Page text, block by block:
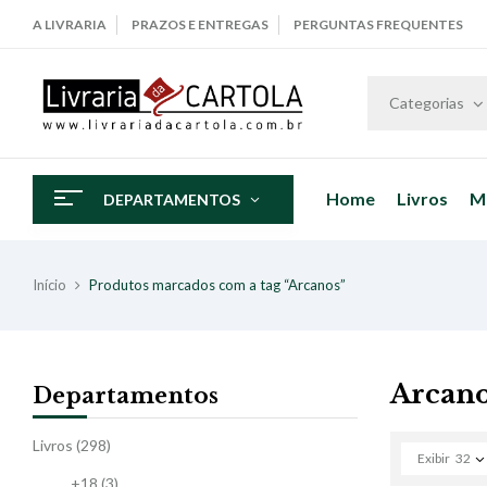
A LIVRARIA PRAZOS E ENTREGAS PERGUNTAS FREQUENTES
Categorias
DEPARTAMENTOS Home Livros
Início Produtos marcados com a tag “Arcanos”
Departamentos
Livros (298)
+18 (3)
Exibir 32